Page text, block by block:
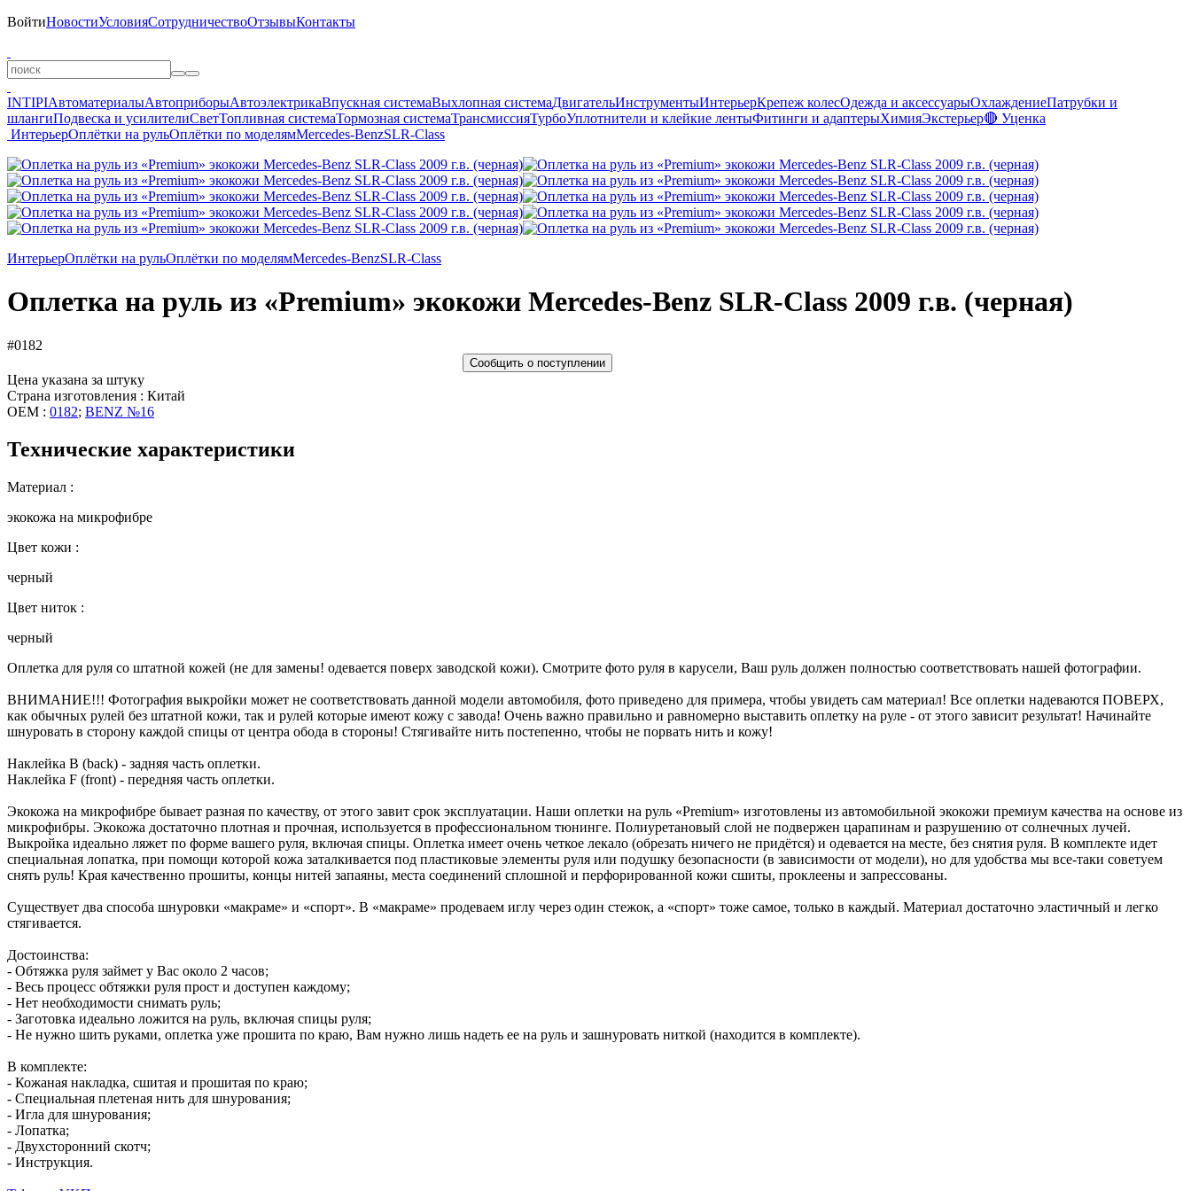
ВойтиНовостиУсловияСотрудничествоОтзывыКонтакты
INTIPIАвтоматериалыАвтоприборыАвтоэлектрикаВпускная системаВыхлопная системаДвигательИнструментыИнтерьерКрепеж колесОдежда и аксессуарыОхлаждениеПатрубки и
шлангиПодвеска и усилителиСветТопливная системаТормозная системаТрансмиссияТурбоУплотнители и клейкие лентыФитинги и адаптерыХимияЭкстерьер🔴 Уценка
ИнтерьерОплётки на рульОплётки по моделямMercedes-BenzSLR-Class
ИнтерьерОплётки на рульОплётки по моделямMercedes-BenzSLR-Class
Оплетка на руль из «Premium» экокожи Mercedes-Benz SLR-Class 2009 г.в. (черная)
#0182
Сообщить о поступлении
Цена указана за штуку
Страна изготовления : Китай
OEM : 0182; BENZ №16
Технические характеристики
Материал :
экокожа на микрофибре
Цвет кожи :
черный
Цвет ниток :
черный
Оплетка для руля со штатной кожей (не для замены! одевается поверх заводской кожи). Смотрите фото руля в карусели, Ваш руль должен полностью соответствовать нашей фотографии.
ВНИМАНИЕ!!! Фотография выкройки может не соответствовать данной модели автомобиля, фото приведено для примера, чтобы увидеть сам материал! Все оплетки надеваются ПОВЕРХ,
как обычных рулей без штатной кожи, так и рулей которые имеют кожу с завода! Очень важно правильно и равномерно выставить оплетку на руле - от этого зависит результат! Начинайте
шнуровать в сторону каждой спицы от центра обода в стороны! Стягивайте нить постепенно, чтобы не порвать нить и кожу!
Наклейка B (back) - задняя часть оплетки.
Наклейка F (front) - передняя часть оплетки.
Экокожа на микрофибре бывает разная по качеству, от этого завит срок эксплуатации. Наши оплетки на руль «Premium» изготовлены из автомобильной экокожи премиум качества на основе из
микрофибры. Экокожа достаточно плотная и прочная, используется в профессиональном тюнинге. Полиуретановый слой не подвержен царапинам и разрушению от солнечных лучей.
Выкройка идеально ляжет по форме вашего руля, включая спицы. Оплетка имеет очень четкое лекало (обрезать ничего не придётся) и одевается на месте, без снятия руля. В комплекте идет
специальная лопатка, при помощи которой кожа заталкивается под пластиковые элементы руля или подушку безопасности (в зависимости от модели), но для удобства мы все-таки советуем
снять руль! Края качественно прошиты, концы нитей запаяны, места соединений сплошной и перфорированной кожи сшиты, проклеены и запрессованы.
Существует два способа шнуровки «макраме» и «спорт». В «макраме» продеваем иглу через один стежок, а «спорт» тоже самое, только в каждый. Материал достаточно эластичный и легко
стягивается.
Достоинства:
- Обтяжка руля займет у Вас около 2 часов;
- Весь процесс обтяжки руля прост и доступен каждому;
- Нет необходимости снимать руль;
- Заготовка идеально ложится на руль, включая спицы руля;
- Не нужно шить руками, оплетка уже прошита по краю, Вам нужно лишь надеть ее на руль и зашнуровать ниткой (находится в комплекте).
В комплекте:
- Кожаная накладка, сшитая и прошитая по краю;
- Специальная плетеная нить для шнурования;
- Игла для шнурования;
- Лопатка;
- Двухсторонний скотч;
- Инструкция.